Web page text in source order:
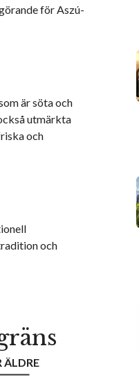
för Aszú-
är söta och
utmärkta
och
och
2022
ÄLDRE